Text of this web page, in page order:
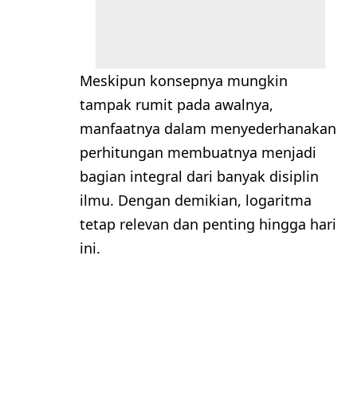
Meskipun konsepnya mungkin
tampak rumit pada awalnya,
manfaatnya dalam menyederhanakan
perhitungan membuatnya menjadi
bagian integral dari banyak disiplin
ilmu. Dengan demikian, logaritma
tetap relevan dan penting hingga hari
ini.